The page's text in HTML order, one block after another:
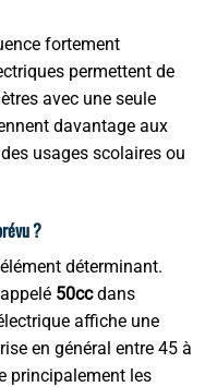
fortement
permettent de
avec une seule
davantage aux
usages scolaires ou
?
déterminant.
50ccdans
affiche une
en général entre 45 à
principalement les